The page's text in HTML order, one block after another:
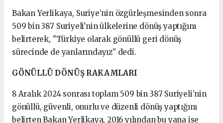
Bakan Yerlikaya, Suriye’nin özgürleşmesinden sonra
509 bin 387 Suriyeli'nin ülkelerine dönüş yaptığını
belirterek, "Türkiye olarak gönüllü geri dönüş
sürecinde de yanlarındayız” dedi.
GÖNÜLLÜ DÖNÜŞ RAKAMLARI
8 Aralık 2024 sonrası toplam 509 bin 387 Suriyeli’nin
gönüllü, güvenli, onurlu ve düzenli dönüş yaptığını
belirten Bakan Yerlikaya, 2016 yılından bu yana ise